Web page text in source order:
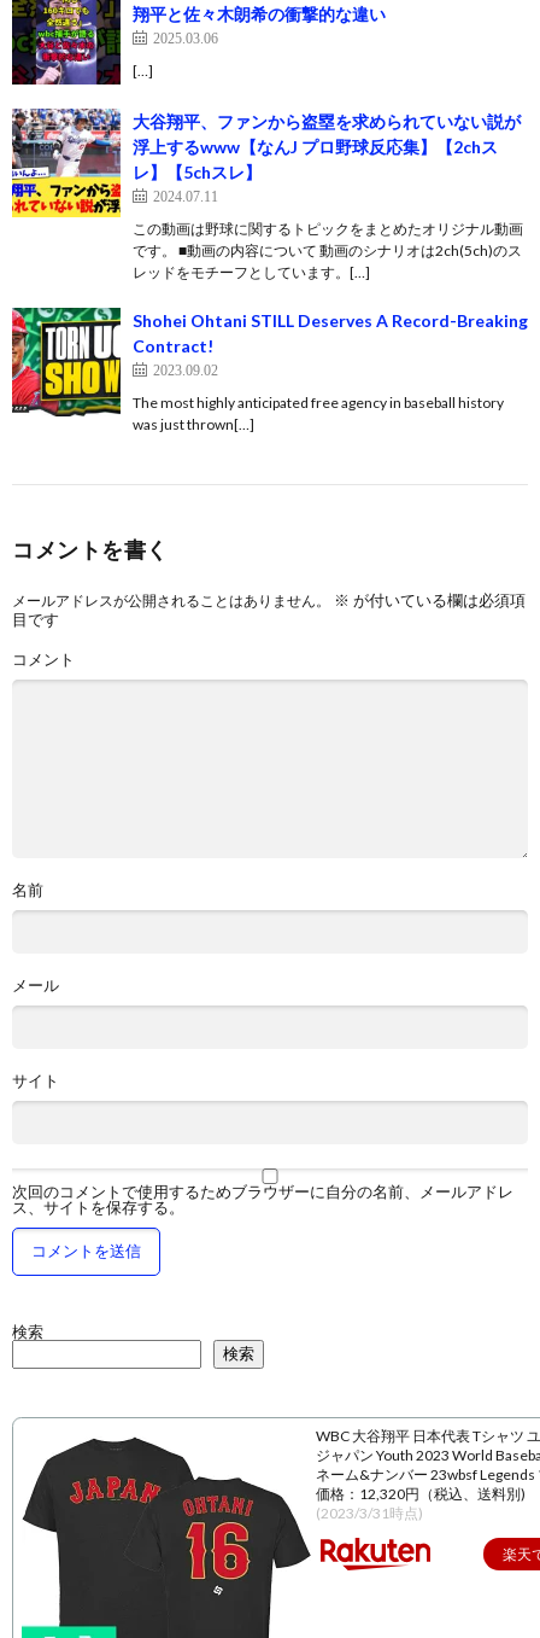
翔平と佐々木朗希の衝撃的な違い
2025.03.06
[…]
大谷翔平、ファンから盗塁を求められていない説が
浮上するwww【なんJ プロ野球反応集】【2chス
レ】【5chスレ】
2024.07.11
この動画は野球に関するトピックをまとめたオリジナル動画
です。 ■動画の内容について 動画のシナリオは2ch(5ch)のス
レッドをモチーフとしています。[…]
Shohei Ohtani STILL Deserves A Record-Breaking
Contract!
2023.09.02
The most highly anticipated free agency in baseball history
was just thrown[…]
コメントを書く
メールアドレスが公開されることはありません。 ※ が付いている欄は必須項
目です
コメント
名前
メール
サイト
次回のコメントで使用するためブラウザーに自分の名前、メールアドレ
ス、サイトを保存する。
検索
検索
WBC 大谷翔平 日本代表 Tシャツ
ジャパン Youth 2023 World
ネーム&ナンバー 23wbsf Legends
価格：12,320円（税込、送料別)
(2023/3/31時点)
楽天